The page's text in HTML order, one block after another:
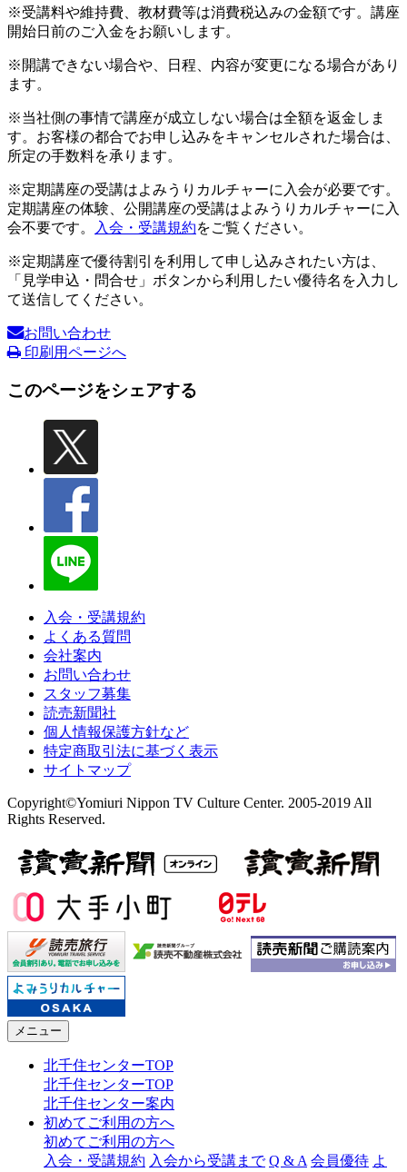
※受講料や維持費、教材費等は消費税込みの金額です。講座
開始日前のご入金をお願いします。
※開講できない場合や、日程、内容が変更になる場合があり
ます。
※当社側の事情で講座が成立しない場合は全額を返金しま
す。お客様の都合でお申し込みをキャンセルされた場合は、
所定の手数料を承ります。
※定期講座の受講はよみうりカルチャーに入会が必要です。
定期講座の体験、公開講座の受講はよみうりカルチャーに入
会不要です。
入会・受講規約をご覧ください。
※定期講座で優待割引を利用して申し込みされたい方は、
「見学申込・問合せ」ボタンから利用したい優待名を入力し
て送信してください。
お問い合わせ
印刷用ページへ
このページをシェアする
入会・受講規約
よくある質問
会社案内
お問い合わせ
スタッフ募集
読売新聞社
個人情報保護方針など
特定商取引法に基づく表示
サイトマップ
Copyright©Yomiuri Nippon TV Culture Center. 2005-2019 All
Rights Reserved.
メニュー
北千住センターTOP
北千住センターTOP
北千住センター案内
初めてご利用の方へ
初めてご利用の方へ
入会・受講規約 入会から受講まで Q & A 会員優待 よ